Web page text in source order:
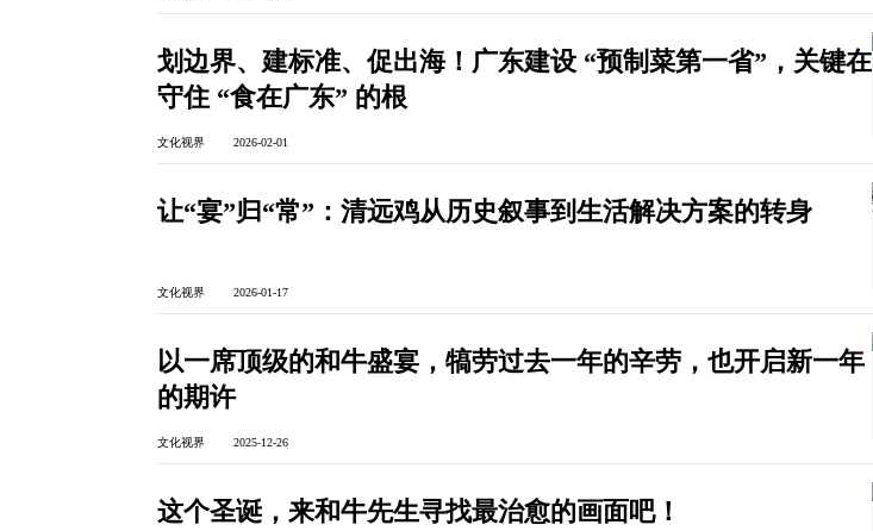
划边界、建标准、促出海！广东建设 “预制菜第一省”，关键在
守住 “食在广东” 的根
文化视界 2026-02-01
让“宴”归“常”：清远鸡从历史叙事到生活解决方案的转身
文化视界 2026-01-17
以一席顶级的和牛盛宴，犒劳过去一年的辛劳，也开启新一年
的期许
文化视界 2025-12-26
这个圣诞，来和牛先生寻找最治愈的画面吧！